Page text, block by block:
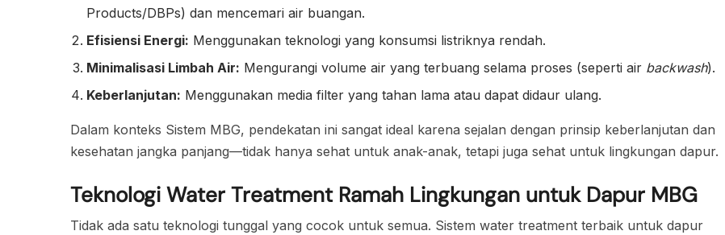
Products/DBPs) dan mencemari air buangan.
Efisiensi Energi: Menggunakan teknologi yang konsumsi listriknya rendah.
Minimalisasi Limbah Air: Mengurangi volume air yang terbuang selama proses (seperti air backwash).
Keberlanjutan: Menggunakan media filter yang tahan lama atau dapat didaur ulang.
Dalam konteks Sistem MBG, pendekatan ini sangat ideal karena sejalan dengan prinsip keberlanjutan dan
kesehatan jangka panjang—tidak hanya sehat untuk anak-anak, tetapi juga sehat untuk lingkungan dapur.
Teknologi Water Treatment Ramah Lingkungan untuk Dapur MBG
Tidak ada satu teknologi tunggal yang cocok untuk semua. Sistem water treatment terbaik untuk dapur